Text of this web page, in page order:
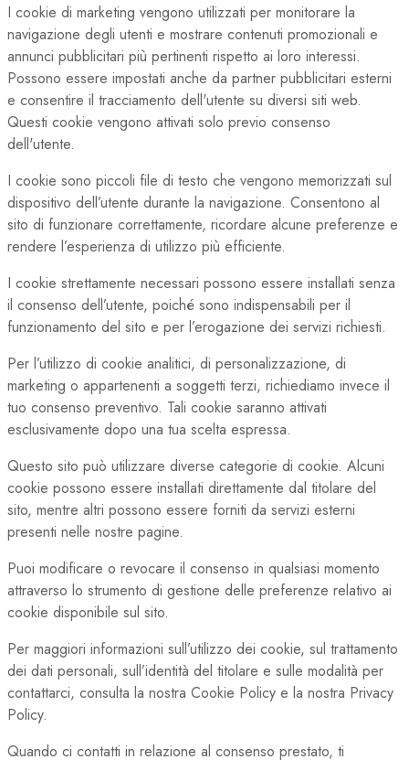
I cookie di marketing vengono utilizzati per monitorare la
navigazione degli utenti e mostrare contenuti promozionali e
annunci pubblicitari più pertinenti rispetto ai loro interessi.
Possono essere impostati anche da partner pubblicitari esterni
e consentire il tracciamento dell'utente su diversi siti web.
Questi cookie vengono attivati solo previo consenso
dell'utente.
I cookie sono piccoli file di testo che vengono memorizzati sul
dispositivo dell’utente durante la navigazione. Consentono al
sito di funzionare correttamente, ricordare alcune preferenze e
rendere l’esperienza di utilizzo più efficiente.
I cookie strettamente necessari possono essere installati senza
il consenso dell’utente, poiché sono indispensabili per il
funzionamento del sito e per l’erogazione dei servizi richiesti.
Per l’utilizzo di cookie analitici, di personalizzazione, di
marketing o appartenenti a soggetti terzi, richiediamo invece il
tuo consenso preventivo. Tali cookie saranno attivati
esclusivamente dopo una tua scelta espressa.
Questo sito può utilizzare diverse categorie di cookie. Alcuni
cookie possono essere installati direttamente dal titolare del
sito, mentre altri possono essere forniti da servizi esterni
presenti nelle nostre pagine.
Puoi modificare o revocare il consenso in qualsiasi momento
attraverso lo strumento di gestione delle preferenze relativo ai
cookie disponibile sul sito.
Per maggiori informazioni sull’utilizzo dei cookie, sul trattamento
dei dati personali, sull’identità del titolare e sulle modalità per
contattarci, consulta la nostra Cookie Policy e la nostra Privacy
Policy.
Quando ci contatti in relazione al consenso prestato, ti